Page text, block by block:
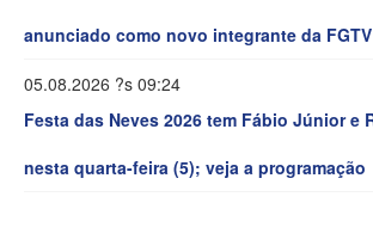
anunciado como novo integrante da FGTV
05.08.2026 ?s 09:24
Festa das Neves 2026 tem Fábio Júnior e
nesta quarta-feira (5); veja a programação